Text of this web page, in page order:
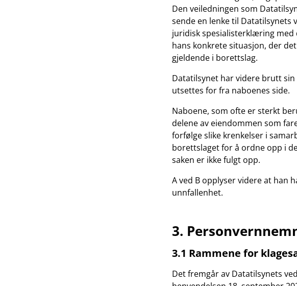
Den veiledningen som
sende en lenke til Datatilsynets
juridisk spesialisterklæring med
hans konkrete situasjon, der
gjeldende i borettslag.
Datatilsynet har videre brutt
utsettes for fra naboenes side.
Naboene, som ofte er sterkt
delene av eiendommen som
forfølge slike krenkelser i
borettslaget for å ordne opp i
saken er ikke fulgt opp.
A ved B opplyser videre at han
unnfallenhet.
3.
3.1 Rammene for
Det fremgår av Datatilsynets